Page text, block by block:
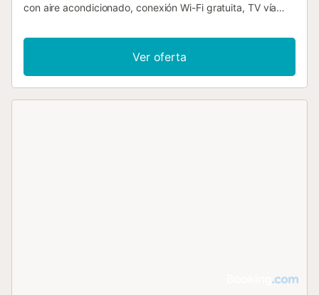
con aire acondicionado, conexión Wi-Fi gratuita, TV vía
con antelación de tu hora prevista de llegada. Para ello,
puedes utilizar el apartado de peticiones especiales al
hacer la reserva o ponerte en contacto directamente con
el alojamiento. Los datos de contacto aparecen en la
Ver oferta